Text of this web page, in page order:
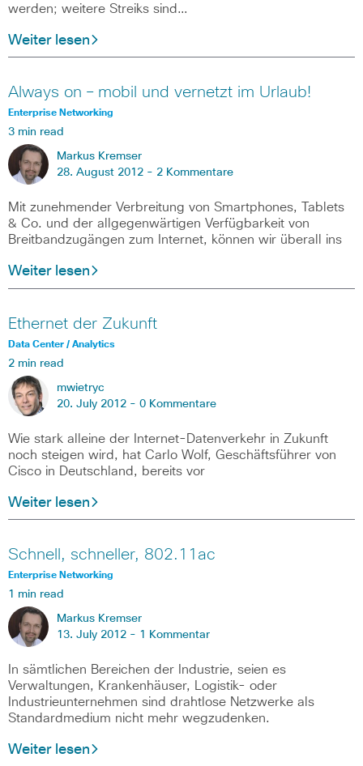
werden; weitere Streiks sind…
Weiter lesen
Always on – mobil und vernetzt im Urlaub!
Enterprise Networking
3 min read
Markus Kremser
28. August 2012 - 2 Kommentare
Mit zunehmender Verbreitung von Smartphones, Tablets
& Co. und der allgegenwärtigen Verfügbarkeit von
Breitbandzugängen zum Internet, können wir überall ins
Weiter lesen
Ethernet der Zukunft
Data Center / Analytics
2 min read
mwietryc
20. July 2012 - 0 Kommentare
Wie stark alleine der Internet-Datenverkehr in Zukunft
noch steigen wird, hat Carlo Wolf, Geschäftsführer von
Cisco in Deutschland, bereits vor
Weiter lesen
Schnell, schneller, 802.11ac
Enterprise Networking
1 min read
Markus Kremser
13. July 2012 - 1 Kommentar
In sämtlichen Bereichen der Industrie, seien es
Verwaltungen, Krankenhäuser, Logistik- oder
Industrieunternehmen sind drahtlose Netzwerke als
Standardmedium nicht mehr wegzudenken.
Weiter lesen